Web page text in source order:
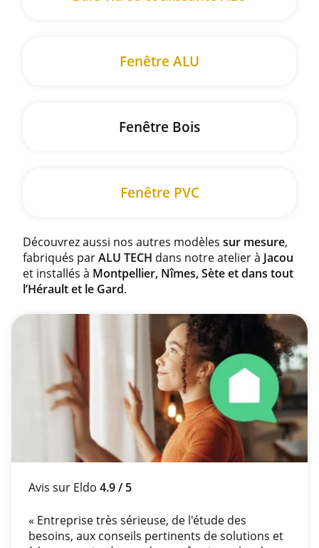
Fenêtre ALU
Fenêtre Bois
Fenêtre PVC
Découvrez aussi nos autres modèles sur mesure,
fabriqués parALU TECH dans notre atelier à Jacou
et installés à Montpellier, Nîmes, Sète et dans tout
l’Hérault et le Gard.
Avis sur Eldo 4.9 / 5
« Entreprise très sérieuse, de l'étude des
besoins, aux conseils pertinents de solutions et